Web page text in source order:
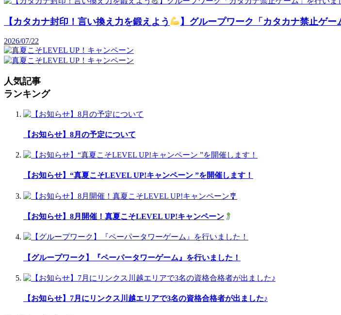
【カタカナ封印！言い換え力を鍛えよう 】グループワーク「カタカナ禁止ゲー
2026/07/22
人気記事
ランキング
【お知らせ】8月の予定について
【お知らせ】“真夏こそLEVEL UP!キャンペーン ”を開催します！
【お知らせ】8月開催！真夏こそLEVEL UP!キャンペーン
【グループワーク】『ペーパータワーゲーム』を行いました！
【お知らせ】7月にリンクス川越エリアで3名の資格合格者が出ました♪